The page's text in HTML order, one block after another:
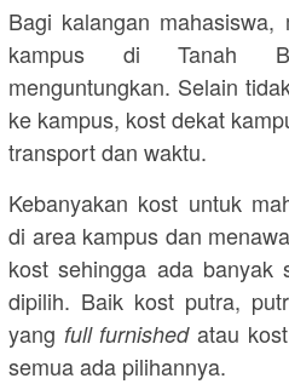
Bagi kalangan
kampus di Tanah
menguntungkan. Selain
ke kampus, kost dekat
transport dan waktu.
Kebanyakan kost untuk
di area kampus dan
kost sehingga ada banyak
dipilih. Baik kost putra,
yang full furnishedatau
semua ada pilihannya.